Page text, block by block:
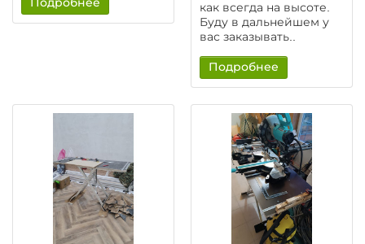
как всегда на высоте.
Буду в дальнейшем у
вас заказывать..
Подробнее